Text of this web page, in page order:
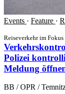
Events · Feature ·
Reiseverkehr im
Polizei
Meldung
BB / OPR /